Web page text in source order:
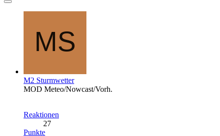
M2 Sturmwetter
MOD Meteo/Nowcast/Vorh.
Reaktionen
27
Punkte